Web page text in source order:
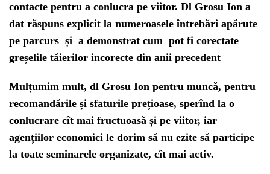
contacte pentru a conlucra pe viitor. Dl Grosu Ion a
dat răspuns explicit la numeroasele întrebări apărute
pe parcurs și a demonstrat cum pot fi corectate
greșelile tăierilor incorecte din anii precedent
Mulțumim mult, dl Grosu Ion pentru muncă, pentru
recomandările și sfaturile prețioase, sperînd la o
conlucrare cît mai fructuoasă și pe viitor, iar
agențiilor economici le dorim să nu ezite să participe
la toate seminarele organizate, cît mai activ.